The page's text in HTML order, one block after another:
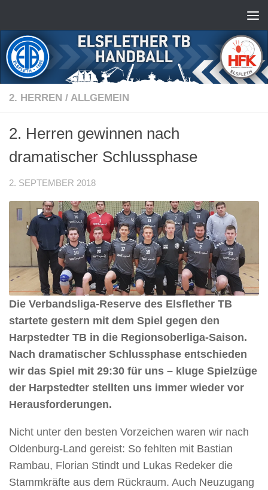
2. HERREN / ALLGEMEIN
2. Herren gewinnen nach
dramatischer Schlussphase
2. SEPTEMBER 2018
Die Verbandsliga-Reserve des Elsflether TB
startete gestern mit dem Spiel gegen den
Harpstedter TB in die Regionsoberliga-Saison.
Nach dramatischer Schlussphase entschieden
wir das Spiel mit 29:30 für uns – kluge Spielzüge
der Harpstedter stellten uns immer wieder vor
Herausforderungen.
Nicht unter den besten Vorzeichen waren wir nach
Oldenburg-Land gereist: So fehlten mit Bastian
Rambau, Florian Stindt und Lukas Redeker die
Stammkräfte aus dem Rückraum. Auch Neuzugang